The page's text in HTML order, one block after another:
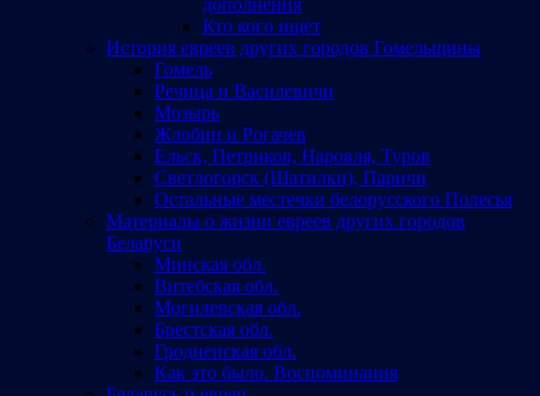
Кто кого ищет
История евреев других городов Гомельщины
Гомель
Речица и Василевичи
Мозырь
Жлобин и Рогачев
Ельск, Петриков, Наровля, Туров
Светлогорск (Шатилки), Паричи
Остальные местечки белорусского Полесья
Материалы о жизни евреев других городов
Беларуси
Минская обл.
Витебская обл.
Могилевская обл.
Брестская обл.
Гродненская обл.
Как это было. Воспоминания